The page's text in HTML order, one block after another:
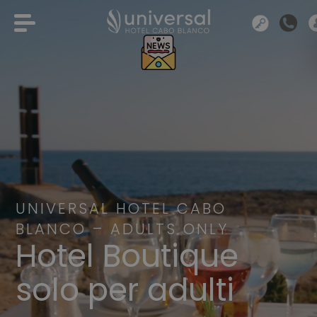
UNIVERSAL HOTEL CABO
BLANCO – ADULTS ONLY
Hotel Boutique
solo per adulti